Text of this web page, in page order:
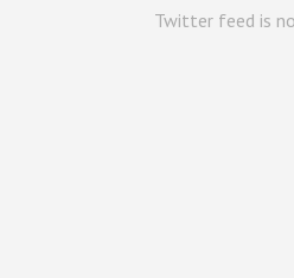
Twitter feed is